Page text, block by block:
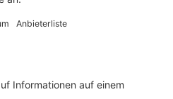
repariert, heißt es von der
ist inzwischen wieder